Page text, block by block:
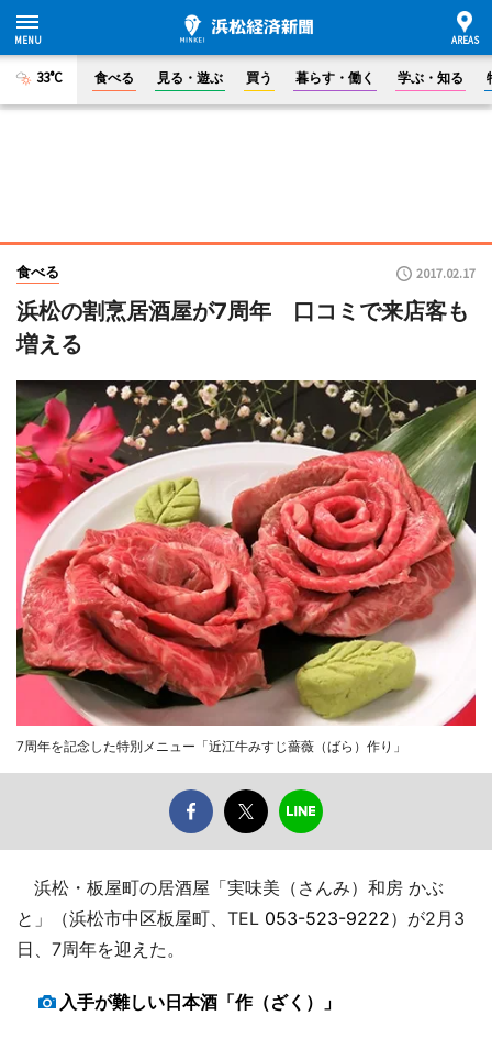
33°C 食べる 見る・遊ぶ 買う 暮らす・働く 学ぶ・知る
食べる 2017.02.17
浜松の割烹居酒屋が7周年 口コミで来店客も
増える
7周年を記念した特別メニュー「近江牛みすじ薔薇（ばら）作り」
浜松・板屋町の居酒屋「実味美（さんみ）和房 かぶ
と」（浜松市中区板屋町、TEL 053-523-9222）が2月3
日、7周年を迎えた。
入手が難しい日本酒「作（ざく）」